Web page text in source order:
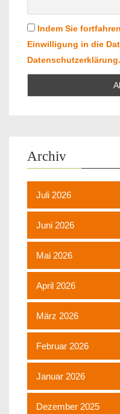
Indem Sie
Einwilligung in die
Datenschutzerklärung.
Archiv
Juli 2026
Juni 2026
Mai 2026
April 2026
März 2026
Februar 2026
Januar 2026
Dezember 2025